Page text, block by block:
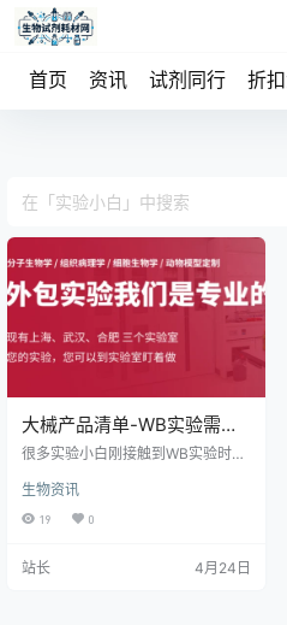
首页 资讯 试剂同行 折
大械产品清单-WB实验需要
准备的试剂和耗材推荐
很多实验小白刚接触到WB实验时，
耗材呢，一般小伙伴们的做法就是
看几篇实验流程讲解，或者小红书
全，也不知道该买哪个牌子的哪个
生物资讯
19 0
站长 4月24日